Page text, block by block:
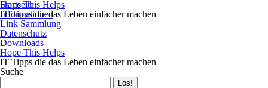
Startseite
Informationen
Link Sammlung
Datenschutz
Downloads
Hope This Helps
IT Tipps die das Leben einfacher machen
Suche
Hope This Helps
IT Tipps die das Leben einfacher machen